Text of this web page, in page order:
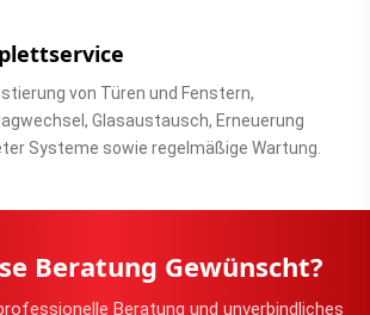
von Türen und Fenstern,
Glasaustausch, Erneuerung
Systeme sowie regelmäßige Wartung.
Beratung Gewünscht?
Beratung und unverbindliches